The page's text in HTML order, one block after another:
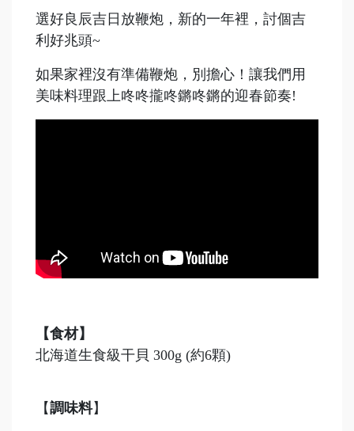
選好良辰吉日放鞭炮，新的一年裡，討個吉
利好兆頭~
如果家裡沒有準備鞭炮，別擔心！讓我們用
美味料理跟上咚咚攏咚鏘咚鏘的迎春節奏!
【食材】
北海道生食級干貝 300g (約6顆)
【調味料】